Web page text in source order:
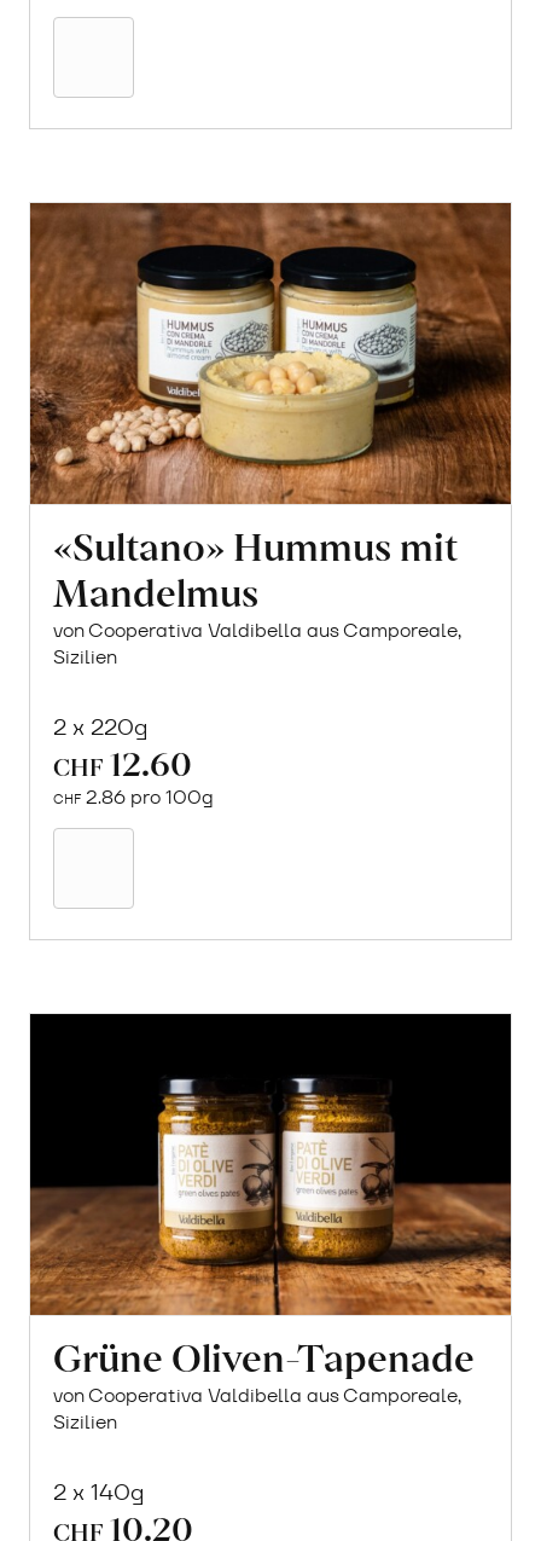
«Sultano» Hummus mit
Mandelmus
von Cooperativa Valdibella aus Camporeale,
Sizilien
2 x 220g
CHF 12.60
CHF 2.86 pro 100g
Grüne Oliven-Tapenade
von Cooperativa Valdibella aus Camporeale,
Sizilien
2 x 140g
CHF 10.20